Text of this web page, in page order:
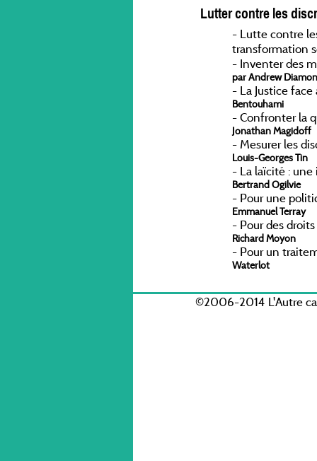
Lutter contre les
- Lutte contre
transformation
- Inventer des
par Andrew
- La Justice
Bentouhami
-Confronter la
Jonathan Magidoff
- Mesurer les
Louis-Georges Tin
- La laïcité :
Bertrand Ogilvie
- Pour une
Emmanuel Terray
- Pour des
Richard Moyon
- Pour un
Waterlot
©2006-2014 L'Autre